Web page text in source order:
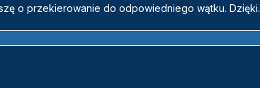
o przekierowanie do odpowiedniego wątku. Dzięki.